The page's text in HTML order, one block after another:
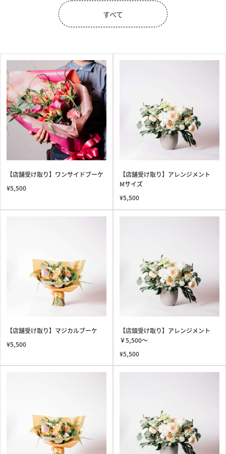
すべて
【店舗受け取り】ワンサイドブーケ
¥5,500
【店舗受け取り】アレンジメント
Mサイズ
¥5,500
【店舗受け取り】マジカルブーケ
¥5,500
【店頭受け取り】アレンジメント
￥5,500〜
¥5,500